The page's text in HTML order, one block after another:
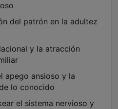
del patrón en la adultez
y la atracción
apego ansioso y la
lo conocido
el sistema nervioso y